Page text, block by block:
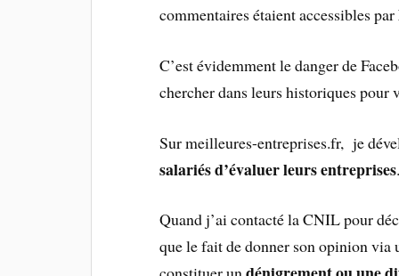
commentaires étaient accessibles par
C’est évidemment le danger de
chercher dans leurs historiques
Sur meilleures-entreprises.fr, je
salariés d’évaluer leurs entreprises
Quand j’ai contacté la CNIL pour
que le fait de donner son opinion via